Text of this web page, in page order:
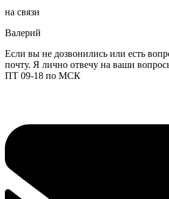
на связи
Валерий
Если вы не дозвонились или есть
почту. Я лично отвечу на ваши
ПТ 09-18 по МСК